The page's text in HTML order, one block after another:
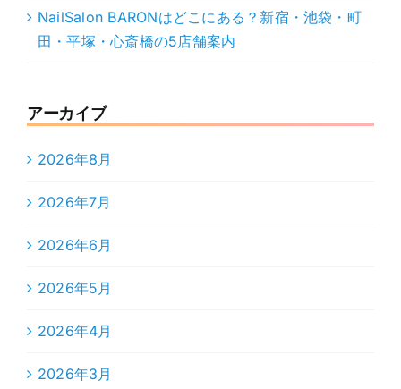
NailSalon BARONはどこにある？新宿・池袋・町
田・平塚・心斎橋の5店舗案内
アーカイブ
2026年8月
2026年7月
2026年6月
2026年5月
2026年4月
2026年3月